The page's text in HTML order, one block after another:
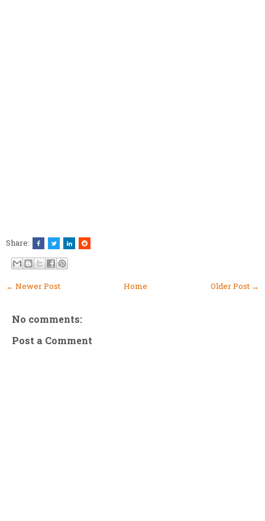
Share:
← Newer Post Older Post →
Home
No comments:
Post a Comment